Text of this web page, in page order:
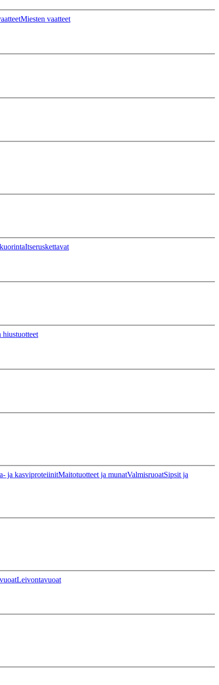
Miesten vaatteet
Itseruskettavat
hiustuotteet
ja kasviproteiinitMaitotuotteet ja munatValmisruoatSipsit ja
Leivontavuoat